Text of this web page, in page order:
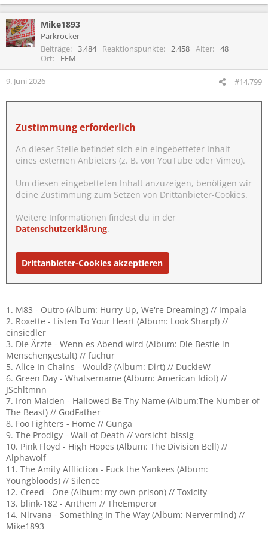
e
k
t
i
n
n
:
Mike1893
Parkrocker
Beiträge
3.484 Reaktionspunkte 2.458 Alter
48
Ort
FFM
9. Juni 2026 #14.799
Zustimmung erforderlich
An dieser Stelle befindet sich ein eingebetteter Inhalt
eines externen Anbieters (z. B. von YouTube oder Vimeo).
Um diesen eingebetteten Inhalt anzuzeigen, benötigen wir
deine Zustimmung zum Setzen von Drittanbieter-Cookies.
Weitere Informationen findest du in der
Datenschutzerklärung.
Drittanbieter-Cookies akzeptieren
1. M83 - Outro (Album: Hurry Up, We're Dreaming) // Impala
2. Roxette - Listen To Your Heart (Album: Look Sharp!) //
einsiedler
3. Die Ärzte - Wenn es Abend wird (Album: Die Bestie in
Menschengestalt) // fuchur
5. Alice In Chains - Would? (Album: Dirt) // DuckieW
6. Green Day - Whatsername (Album: American Idiot) //
JSchltmnn
7. Iron Maiden - Hallowed Be Thy Name (Album:The Number of
The Beast) // GodFather
8. Foo Fighters - Home // Gunga
9. The Prodigy - Wall of Death // vorsicht_bissig
10. Pink Floyd - High Hopes (Album: The Division Bell) //
Alphawolf
11. The Amity Affliction - Fuck the Yankees (Album:
Youngbloods) // Silence
12. Creed - One (Album: my own prison) // Toxicity
13. blink-182 - Anthem // TheEmperor
14. Nirvana - Something In The Way (Album: Nervermind) //
Mike1893